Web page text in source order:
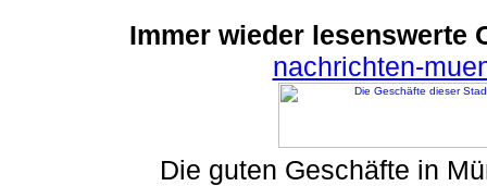
Immer wieder lesenswerte
nachrichten-
Die guten Geschäfte in